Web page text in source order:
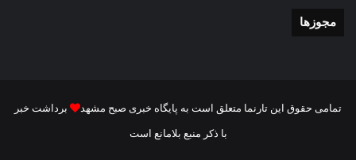
مجوزها
تمامی حقوق این تارنما متعلق است به پایگاه خبری صبح مشهد برداشت خبر
با ذکر منبع بلامانع است